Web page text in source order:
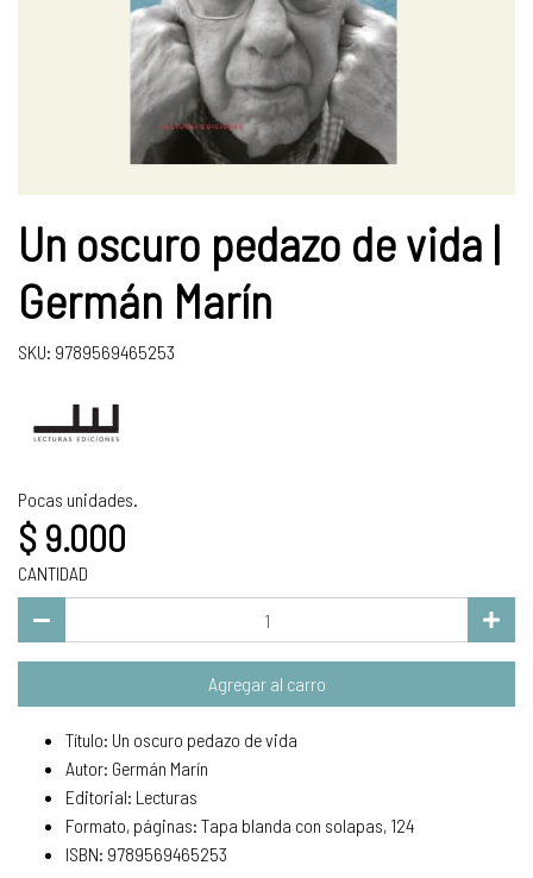
Un oscuro pedazo de vida |
Germán Marín
SKU: 9789569465253
Pocas unidades.
$ 9.000
CANTIDAD
Agregar al carro
Título: Un oscuro pedazo de vida
Autor: Germán Marín
Editorial: Lecturas
Formato, páginas: Tapa blanda con solapas, 124
ISBN: 9789569465253